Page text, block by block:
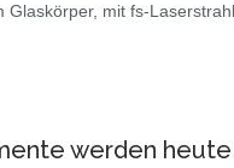
mit fs-
werden